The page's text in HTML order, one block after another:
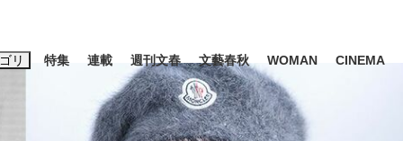
リ
エンタメ ライフ ビジネス
特集 連載 週刊文春 文藝春秋 WOMAN CINEMA
キーワード入力